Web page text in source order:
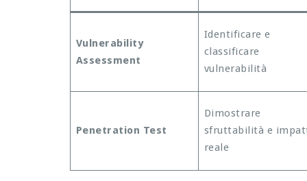
Vulnerability
Assessment
Identificare e
classificare
vulnerabilità
Penetration Test
Dimostrare
sfruttabilità e
reale